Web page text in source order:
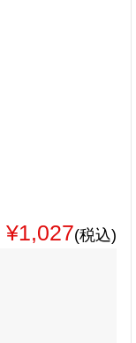
¥1,027(税込)